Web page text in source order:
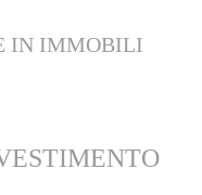
IN IMMOBILI